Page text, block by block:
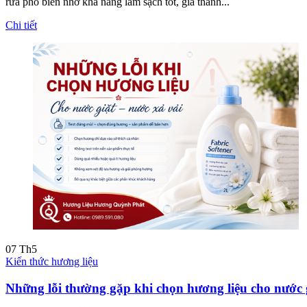
Chi tiết
07 Th5
Kiến thức hương liệu
Những lỗi thường gặp khi chọn hương liệu cho nước